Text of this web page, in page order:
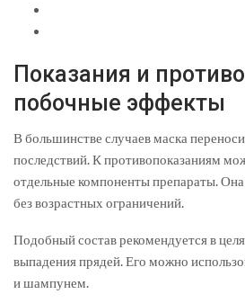
Показания и
побочные эффекты
В большинстве случаев маска
последствий. К противопоказаниям
отдельные компоненты препараты.
без возрастных ограничений.
Подобный состав рекомендуется в
выпадения прядей. Его можно
и шампунем.